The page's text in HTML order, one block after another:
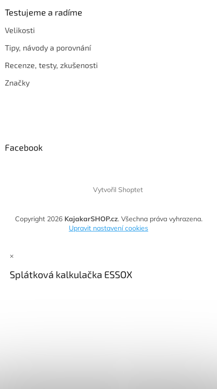
Testujeme a radíme
Velikosti
Tipy, návody a porovnání
Recenze, testy, zkušenosti
Značky
Facebook
Vytvořil Shoptet
Copyright 2026 KajakarSHOP.cz. Všechna práva vyhrazena.
Upravit nastavení cookies
×
Splátková kalkulačka ESSOX